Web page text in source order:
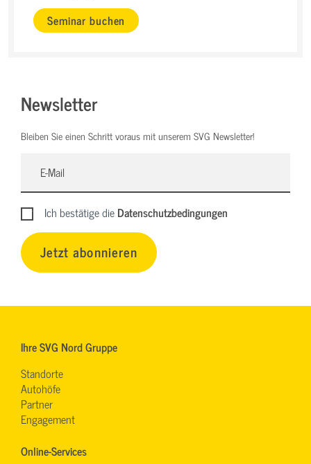
Seminar buchen
Newsletter
Bleiben Sie einen Schritt voraus mit unserem SVG Newsletter!
Ich bestätige dieDatenschutzbedingungen
Jetzt abonnieren
Ihre SVG Nord Gruppe
Standorte
Autohöfe
Partner
Engagement
Online-Services